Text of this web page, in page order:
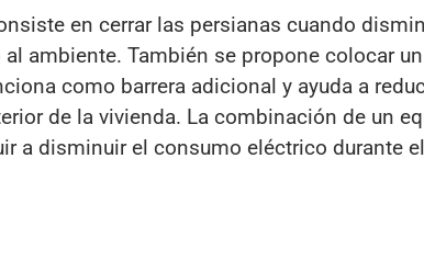
en cerrar las persianas cuando
ambiente. También se propone colocar
como barrera adicional y ayuda a
de la vivienda. La combinación de un
a disminuir el consumo eléctrico durante